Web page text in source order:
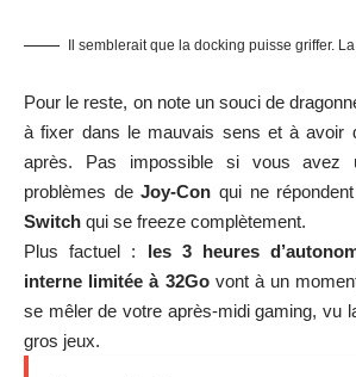
Il semblerait que la docking puisse griffer.
Pour le reste, on note un souci de
à fixer dans le mauvais sens et à avoir
après. Pas impossible si vous avez
problèmes deJoy-Con qui ne
Switch qui se freeze complètement.
Plus factuel : les 3 heures
interne limitée à 32Govont à un
se mêler de votre après-midi gaming, vu
gros jeux.